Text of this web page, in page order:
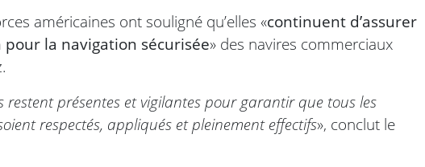
américaines ont souligné qu’elles «continuent d’assurer
la navigation sécurisée» des navires commerciaux
restent présentes et vigilantes pour garantir que tous les
respectés, appliqués et pleinement effectifs», conclut le